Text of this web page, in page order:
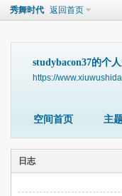
秀舞时代 返回首页
studybacon37的个
https://
空间首页 主
日志